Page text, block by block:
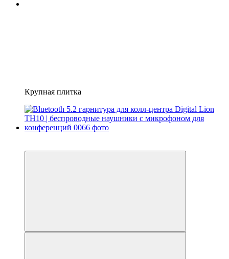
Крупная плитка